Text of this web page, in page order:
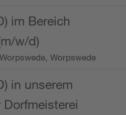
im Bereich
w/d)
Worpswede
in unserem